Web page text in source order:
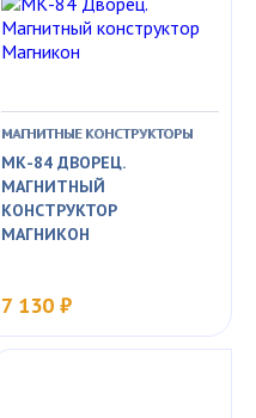
МАГНИТНЫЕ КОНСТРУКТОРЫ
МК-84 ДВОРЕЦ.
МАГНИТНЫЙ
КОНСТРУКТОР
МАГНИКОН
7 130 ₽